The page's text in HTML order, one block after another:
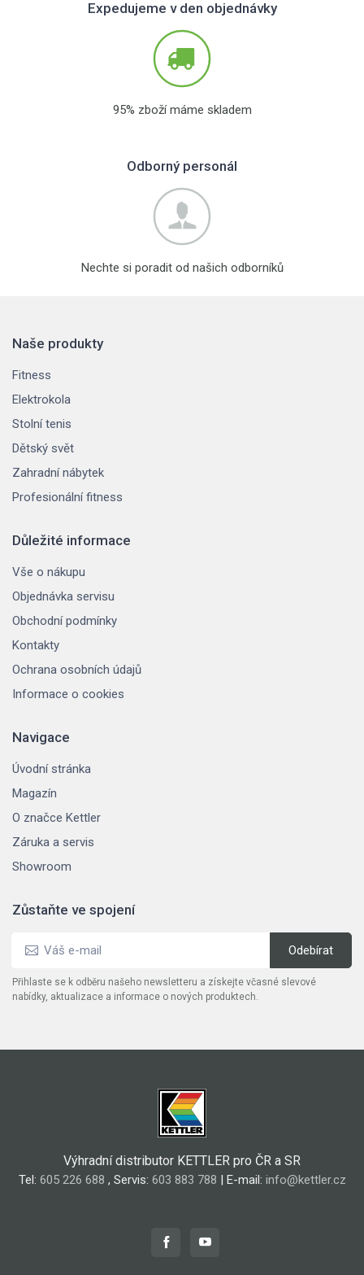
Expedujeme v den objednávky
95% zboží máme skladem
Odborný personál
Nechte si poradit od našich odborníků
Naše produkty
Fitness
Elektrokola
Stolní tenis
Dětský svět
Zahradní nábytek
Profesionální fitness
Důležité informace
Vše o nákupu
Objednávka servisu
Obchodní podmínky
Kontakty
Ochrana osobních údajů
Informace o cookies
Navigace
Úvodní stránka
Magazín
O značce Kettler
Záruka a servis
Showroom
Zůstaňte ve spojení
Přihlaste se k odběru našeho newsletteru a získejte včasné slevové
nabídky, aktualizace a informace o nových produktech.
Výhradní distributor KETTLER pro ČR a SR
Tel: 605 226 688 , Servis: 603 883 788 | E-mail: info@kettler.cz